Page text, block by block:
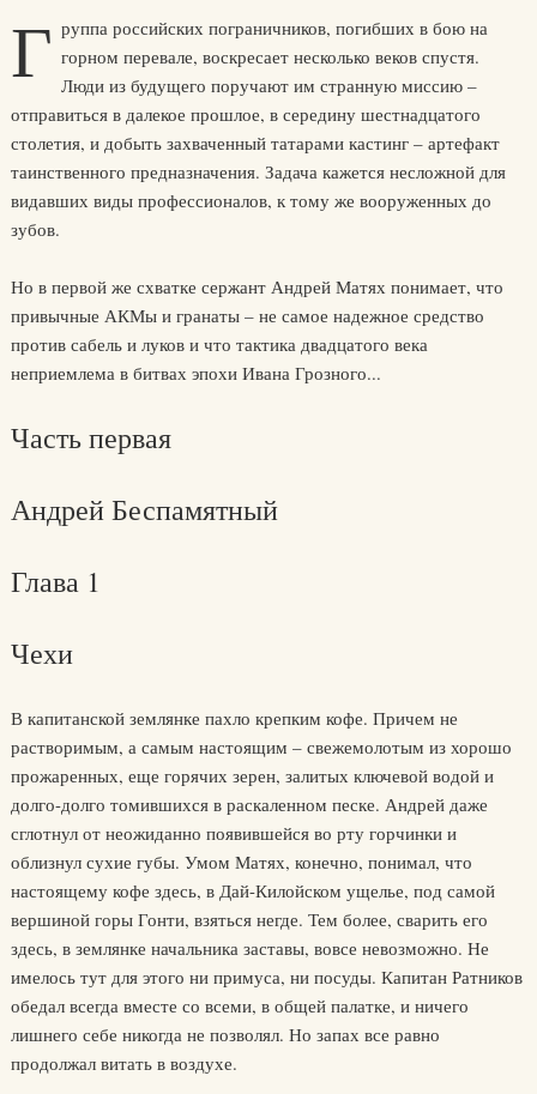
Г руппа российских пограничников, погибших в бою на
горном перевале, воскресает несколько веков спустя.
Люди из будущего поручают им странную миссию –
отправиться в далекое прошлое, в середину шестнадцатого
столетия, и добыть захваченный татарами кастинг – артефакт
таинственного предназначения. Задача кажется несложной для
видавших виды профессионалов, к тому же вооруженных до
зубов.
Но в первой же схватке сержант Андрей Матях понимает, что
привычные АКМы и гранаты – не самое надежное средство
против сабель и луков и что тактика двадцатого века
неприемлема в битвах эпохи Ивана Грозного...
Часть первая
Андрей Беспамятный
Глава 1
Чехи
В капитанской землянке пахло крепким кофе. Причем не
растворимым, а самым настоящим – свежемолотым из хорошо
прожаренных, еще горячих зерен, залитых ключевой водой и
долго-долго томившихся в раскаленном песке. Андрей даже
сглотнул от неожиданно появившейся во рту горчинки и
облизнул сухие губы. Умом Матях, конечно, понимал, что
настоящему кофе здесь, в Дай-Килойском ущелье, под самой
вершиной горы Гонти, взяться негде. Тем более, сварить его
здесь, в землянке начальника заставы, вовсе невозможно. Не
имелось тут для этого ни примуса, ни посуды. Капитан Ратников
обедал всегда вместе со всеми, в общей палатке, и ничего
лишнего себе никогда не позволял. Но запах все равно
продолжал витать в воздухе.